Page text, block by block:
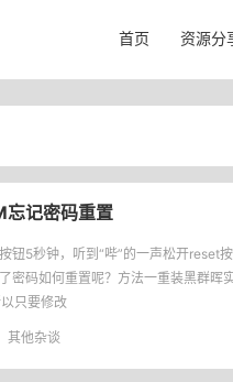
首页 资源分
忘记密码重置
钮5秒钟，听到“哔”的一声松开reset
密码如何重置呢？方法一重装黑群晖
只要修改
其他杂谈